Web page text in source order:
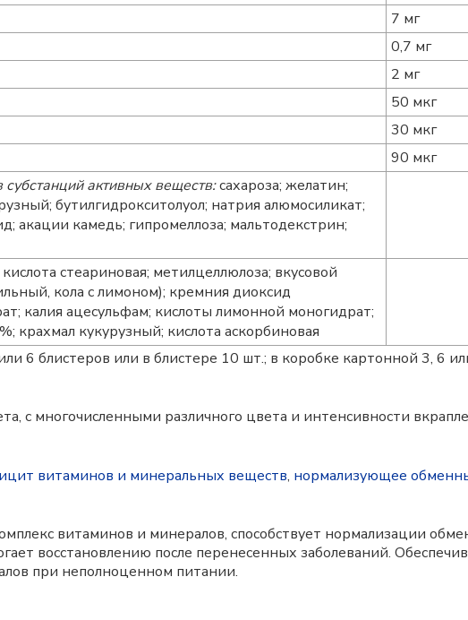
7 мг
0,7 мг
2 мг
50 мкг
30 мкг
90 мкг
активных веществ:сахароза; желатин;
бутилгидрокситолуол; натрия алюмосиликат;
акации камедь; гипромеллоза; мальтодекстрин;
стеариновая; метилцеллюлоза; вкусовой
кола с лимоном); кремния диоксид
калия ацесульфам; кислоты лимонной моногидрат;
крахмал кукурузный; кислота аскорбиновая
6 блистеров или в блистере 10 шт.; в коробке картонной 3, 6
с многочисленными различного цвета и интенсивности
витаминов и минеральных веществ, нормализующее
витаминов и минералов, способствует нормализации
восстановлению после перенесенных заболеваний.
при неполноценном питании.